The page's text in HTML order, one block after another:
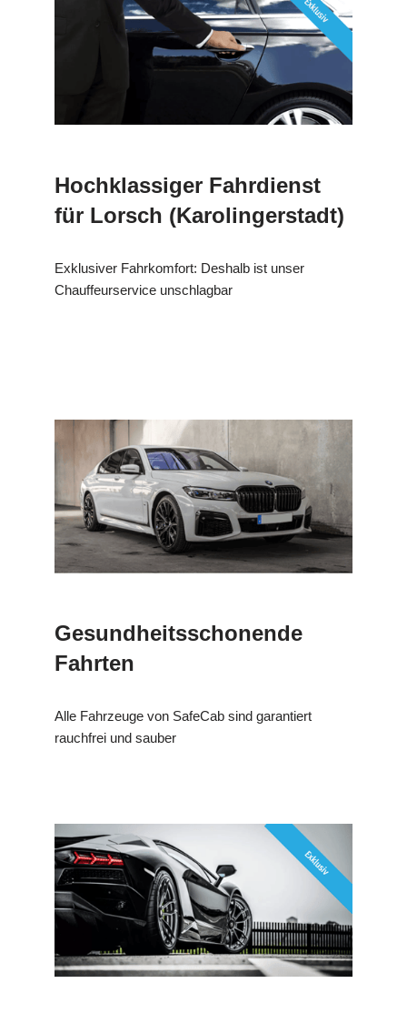
Hochklassiger Fahrdienst
für Lorsch (Karolingerstadt)
Exklusiver Fahrkomfort: Deshalb ist unser
Chauffeurservice unschlagbar
Gesundheitsschonende
Fahrten
Alle Fahrzeuge von SafeCab sind garantiert
rauchfrei und sauber